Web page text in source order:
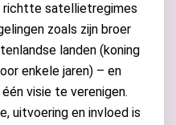
richtte satellietregimes
zoals zijn broer
landen (koning
enkele jaren) – en
visie te verenigen.
uitvoering en invloed is